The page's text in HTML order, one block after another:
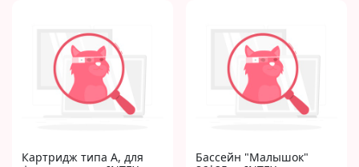
Картридж типа А, для
Бассейн "Малышок"